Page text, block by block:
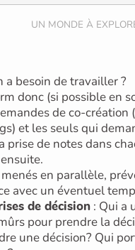
besoin de travailler ?
donc (si possible en
de co-
et les seuls qui
prise de notes dans
en parallèle,
avec un éventuel
de décision : Qui a
pour prendre la
une décision? Qui